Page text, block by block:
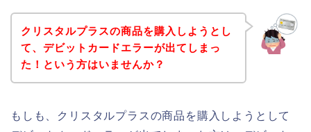
クリスタルプラスの商品を購入しようとし
て、デビットカードエラーが出てしまっ
た！という方はいませんか？
もしも、クリスタルプラスの商品を購入しようとして